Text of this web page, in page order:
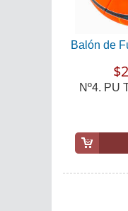
Balón de
Nº4. PU